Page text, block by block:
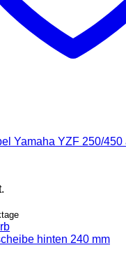
Yamaha YZF 250/450